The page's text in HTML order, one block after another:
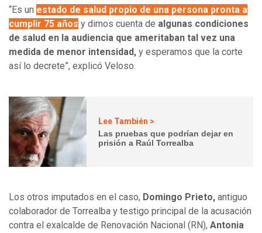
“Es un estado de salud propio de una persona pronta a
cumplir 75 años y dimos cuenta de algunas condiciones
de salud en la audiencia que ameritaban tal vez una
medida de menor intensidad, y esperamos que la corte
así lo decrete”, explicó Veloso.
Lee También >
Las pruebas que podrían dejar en
prisión a Raúl Torrealba
Los otros imputados en el caso, Domingo Prieto, antiguo
colaborador de Torrealba y testigo principal de la acusación
contra el exalcalde de Renovación Nacional (RN), Antonia